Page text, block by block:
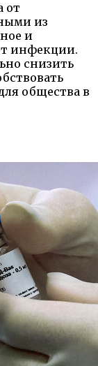
от
из
и
инфекции.
снизить
общества в